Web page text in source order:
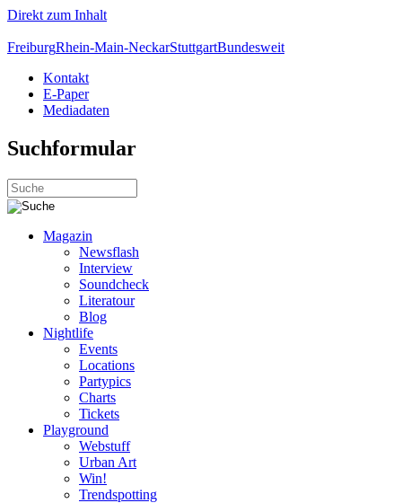
Direkt zum Inhalt
FreiburgRhein-Main-NeckarStuttgartBundesweit
Kontakt
E-Paper
Mediadaten
Suchformular
Magazin
Newsflash
Interview
Soundcheck
Literatour
Blog
Nightlife
Events
Locations
Partypics
Charts
Tickets
Playground
Webstuff
Urban Art
Win!
Trendspotting